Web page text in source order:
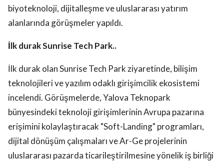
biyoteknoloji, dijitalleşme ve uluslararası yatırım
alanlarında görüşmeler yapıldı.
İlk durak Sunrise Tech Park..
İlk durak olan Sunrise Tech Park ziyaretinde, bilişim
teknolojileri ve yazılım odaklı girişimcilik ekosistemi
incelendi. Görüşmelerde, Yalova Teknopark
bünyesindeki teknoloji girişimlerinin Avrupa pazarına
erişimini kolaylaştıracak "Soft-Landing" programları,
dijital dönüşüm çalışmaları ve Ar-Ge projelerinin
uluslararası pazarda ticarileştirilmesine yönelik iş birliği